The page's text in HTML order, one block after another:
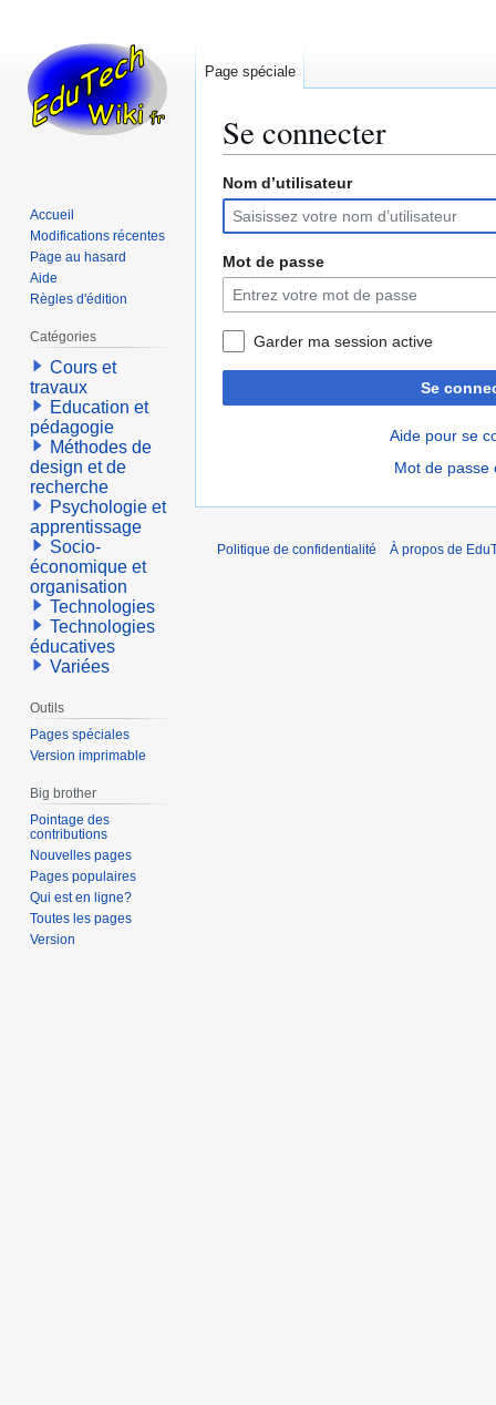
Se connecter
Aller
la
navigation
Aller
la
recherche
Nom d’utilisateur
Mot de passe
Garder ma session active
Se
Aide pour se
Mot de passe
Page spéciale
Accueil
Modifications récentes
Page au hasard
Aide
Règles d'édition
Catégories
Cours et
travaux
Education et
pédagogie
Méthodes de
design et de
recherche
Psychologie et
apprentissage
Socio-
économique et
organisation
Technologies
Technologies
éducatives
Variées
Outils
Pages spéciales
Version imprimable
Big brother
Pointage des
contributions
Nouvelles pages
Pages populaires
Qui est en ligne?
Toutes les pages
Version
Politique de confidentialité À propos de